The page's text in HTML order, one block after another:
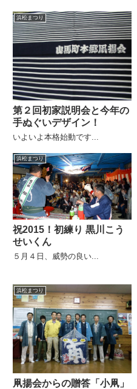
浜松まつり
第２回初家説明会と今年の
手ぬぐいデザイン！
いよいよ本格始動です...
浜松まつり
祝2015！初練り 黒川こう
せいくん
５月４日、威勢の良い...
浜松まつり
凧揚会からの贈答「小凧」